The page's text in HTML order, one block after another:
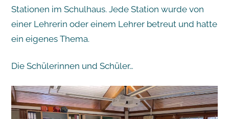
Stationen im Schulhaus. Jede Station wurde von
einer Lehrerin oder einem Lehrer betreut und hatte
ein eigenes Thema.
Die Schülerinnen und Schüler…